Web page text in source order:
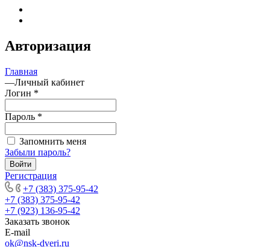
Авторизация
Главная
—Личный кабинет
Логин *
Пароль *
Запомнить меня
Забыли пароль?
Войти
Регистрация
+7 (383) 375-95-42
+7 (383) 375-95-42
+7 (923) 136-95-42
Заказать звонок
E-mail
ok@nsk-dveri.ru